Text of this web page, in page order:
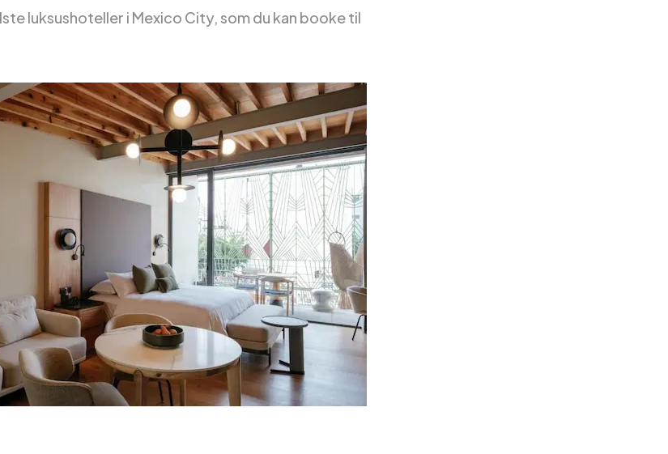
luksushoteller i Mexico City, som du kan booke til